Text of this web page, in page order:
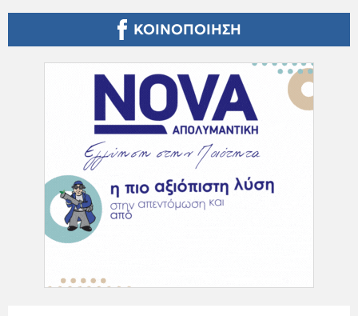
ΚΟΙΝΟΠΟΙΗΣΗ